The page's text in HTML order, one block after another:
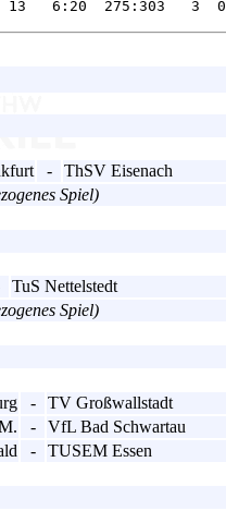
-
ThSV Eisenach
Spiel)
TuS Nettelstedt
Spiel)
-
TV Großwallstadt
-
VfL Bad Schwartau
- TUSEM Essen